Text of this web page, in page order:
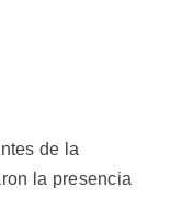
de la
la presencia